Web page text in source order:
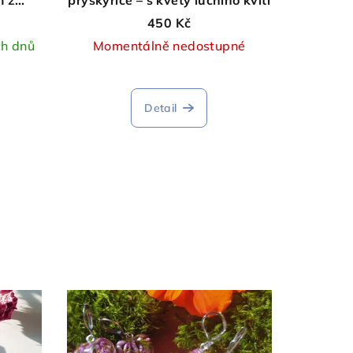
dnů
450 Kč
Momentálně nedostupné
Detail